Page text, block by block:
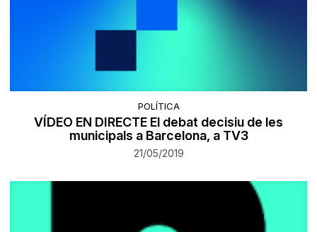
POLÍTICA
VÍDEO EN DIRECTE El debat decisiu de les
municipals a Barcelona, a TV3
21/05/2019